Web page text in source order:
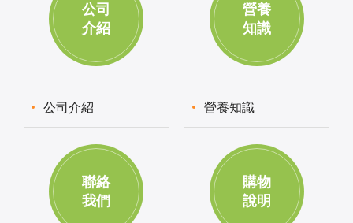
公司
介紹
公司介紹
營養
知識
營養知識
聯絡
我們
購物
說明